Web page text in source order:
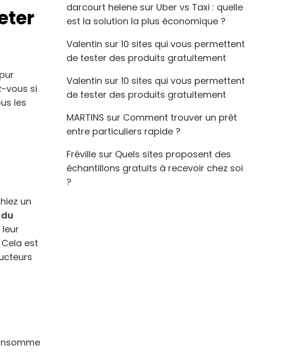
vous si
les
un
est
darcourt helene sur Uber vs Taxi : quelle
est la solution la plus économique ?
Valentin sur 10 sites qui vous permettent
de tester des produits gratuitement
Valentin sur 10 sites qui vous permettent
de tester des produits gratuitement
MARTINS sur Comment trouver un prêt
entre particuliers rapide ?
Fréville sur Quels sites proposent des
échantillons gratuits à recevoir chez soi
?